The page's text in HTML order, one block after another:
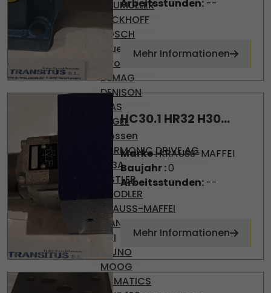
BAUMULLER
BECKHOFF
BOSCH
Brueninghaus
Hydromatik
DEMAG
DENISON
DIAS
ENGEL
Gossen
HARMONIC DRIVE AG
KEBA
KISTLER
KNODLER
KRAUSS-MAFFEI
MANNESMAN
MFI
MIJNO
MOOG
NUMATICS
Arbeitsstunden:--
Mehr Informationen
HC30.1 HR32 H30...
Marke :KRAUSS-MAFFEI
Baujahr :0
Arbeitsstunden:--
Mehr Informationen